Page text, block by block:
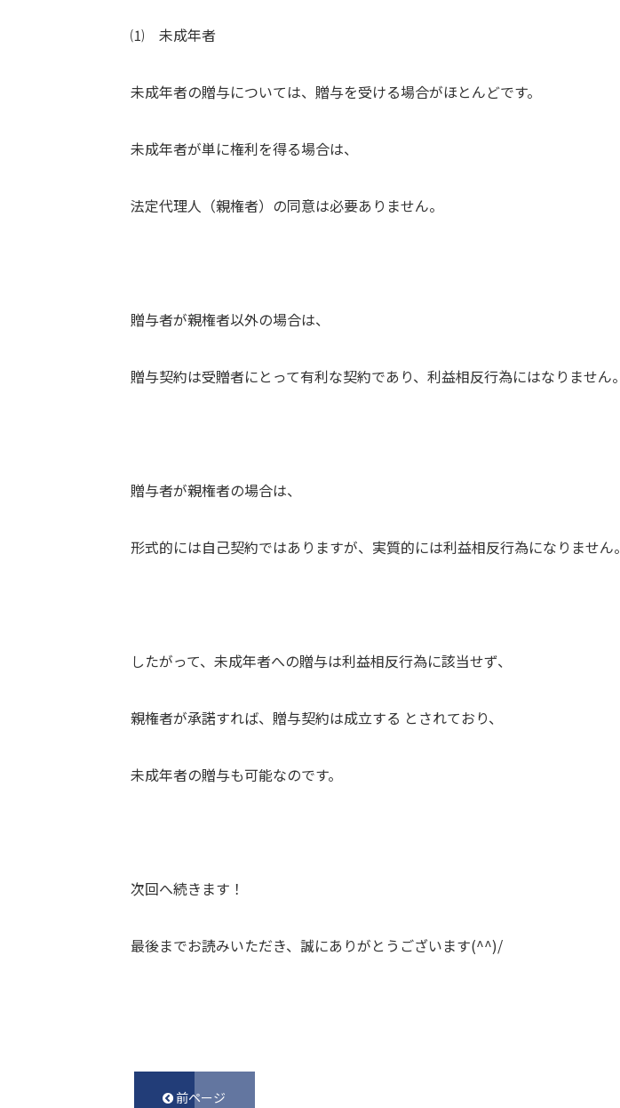
⑴ 未成年者
未成年者の贈与については、贈与を受ける場合がほとんどです。
未成年者が単に権利を得る場合は、
法定代理人（親権者）の同意は必要ありません。
贈与者が親権者以外の場合は、
贈与契約は受贈者にとって有利な契約であり、利益相反行為にはなりません。
贈与者が親権者の場合は、
形式的には自己契約ではありますが、実質的には利益相反行為になりません。
したがって、未成年者への贈与は利益相反行為に該当せず、
親権者が承諾すれば、贈与契約は成立する とされており、
未成年者の贈与も可能なのです。
次回へ続きます！
最後までお読みいただき、誠にありがとうございます(^^)/
前ページ